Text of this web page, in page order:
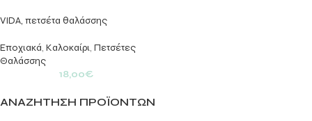
ΑΝΑΖΉΤΗΣΗ ΠΡΟΪΌΝΤΩΝ
VIDA, πετσέτα θαλάσσης
Εποχιακά, Kαλοκαίρι, Πετσέτες
Θαλάσσης
18,00€